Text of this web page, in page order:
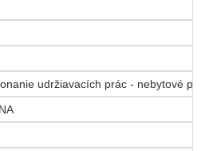
udržiavacích prác - nebytové